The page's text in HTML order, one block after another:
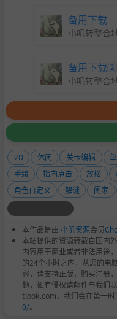
备用下载
小叽转整合
备用下载②
小叽转整合
2D 休闲 关卡编辑
手绘
指向点击 放松
角色自定义
解谜 阖家
本作品是由 小叽资源会员
本站提供的资源转载自国内
内容用于商业或者非法用途
的24个小时之内，从您的电
容，请支持正版，购买注册
题，如有侵权请邮件与我们
tlook.com，我们会在第一时
0/。